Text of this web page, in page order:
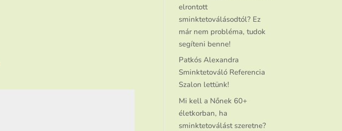
elrontott
sminktetoválásodtól? Ez
már nem probléma, tudok
segíteni benne!
Patkós Alexandra
Sminktetováló Referencia
Szalon lettünk!
Mi kell a Nőnek 60+
életkorban, ha
sminktetoválást szeretne?